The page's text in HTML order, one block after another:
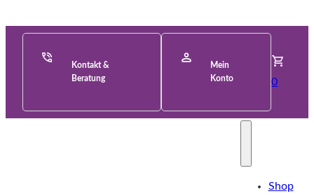
Kontakt &
Beratung
Mein
Konto
0
Shop